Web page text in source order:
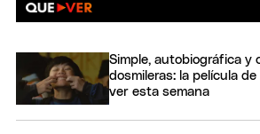
Simple, autobiográfica y
dosmileras: la película
ver esta semana